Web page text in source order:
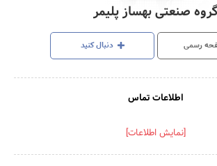
صنعتی بهساز پلیمر
رسمی دنبال کنید
اطلاعات تماس
[نمایش اطلاعات]